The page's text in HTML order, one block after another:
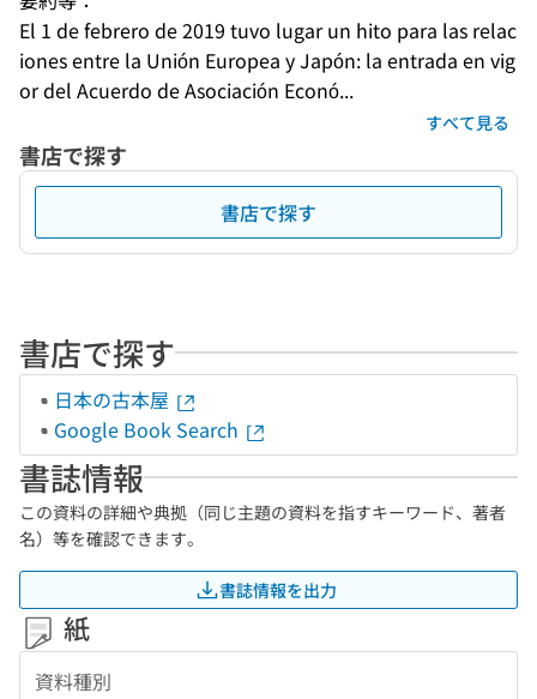
El 1 de febrero de 2019 tuvo lugar un hito para las relac
iones entre la Unión Europea y Japón: la entrada en vig
or del Acuerdo de Asociación Econó...
すべて見る
書店で探す
書店で探す
書店で探す
日本の古本屋
Google Book Search
書誌情報
この資料の詳細や典拠（同じ主題の資料を指すキーワード、著者
名）等を確認できます。
書誌情報を出力
紙
資料種別